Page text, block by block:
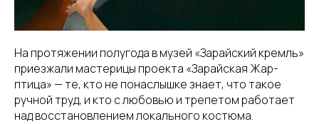
На протяжении полугода в музей «Зарайский кремль»
приезжали мастерицы проекта «Зарайская Жар-
птица» — те, кто не понаслышке знает, что такое
ручной труд, и кто с любовью и трепетом работает
над восстановлением локального костюма.